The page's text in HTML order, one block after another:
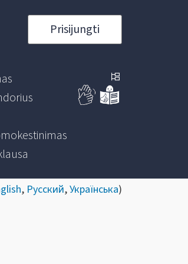
Prisijungti
, Русский,Українська)